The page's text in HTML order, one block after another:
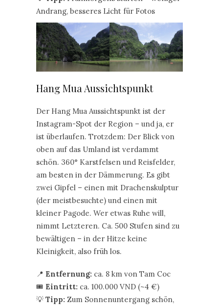
Andrang, besseres Licht für Fotos
Hang Mua Aussichtspunkt
Der Hang Mua Aussichtspunkt ist der
Instagram-Spot der Region – und ja, er
ist überlaufen. Trotzdem: Der Blick von
oben auf das Umland ist verdammt
schön. 360° Karstfelsen und Reisfelder,
am besten in der Dämmerung. Es gibt
zwei Gipfel – einen mit Drachenskulptur
(der meistbesuchte) und einen mit
kleiner Pagode. Wer etwas Ruhe will,
nimmt Letzteren. Ca. 500 Stufen sind zu
bewältigen – in der Hitze keine
Kleinigkeit, also früh los.
📍 Entfernung: ca. 8 km von Tam Coc
🎟️ Eintritt: ca. 100.000 VND (~4 €)
💡 Tipp: Zum Sonnenuntergang schön,